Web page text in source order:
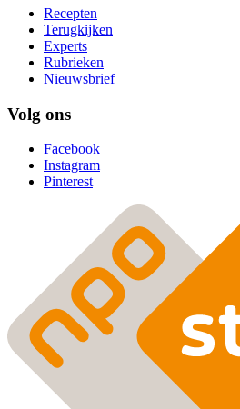
Recepten
Terugkijken
Experts
Rubrieken
Nieuwsbrief
Volg ons
Facebook
Instagram
Pinterest